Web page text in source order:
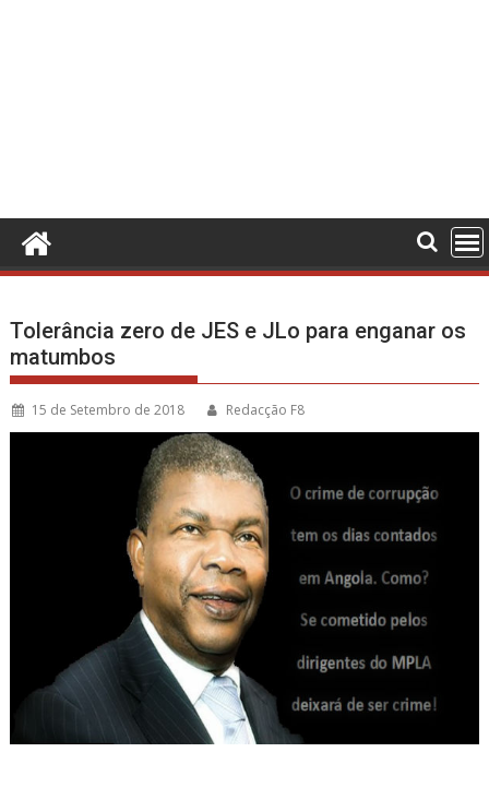
Tolerância zero de JES e JLo para enganar os
matumbos
15 de Setembro de 2018 Redacção F8